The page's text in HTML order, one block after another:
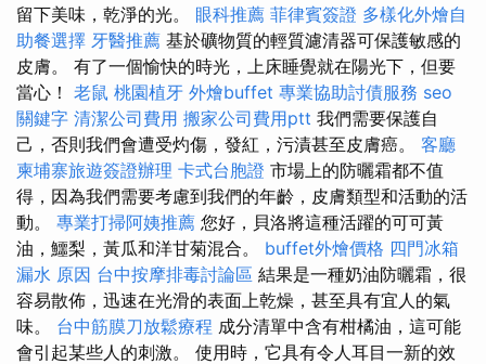
留下美味，乾淨的光。 眼科推薦 菲律賓簽證 多樣化外燴自
助餐選擇 牙醫推薦 基於礦物質的輕質濾清器可保護敏感的
皮膚。 有了一個愉快的時光，上床睡覺就在陽光下，但要
當心！ 老鼠 桃園植牙 外燴buffet 專業協助討債服務 seo
關鍵字 清潔公司費用 搬家公司費用ptt 我們需要保護自
己，否則我們會遭受灼傷，發紅，污漬甚至皮膚癌。 客廳
柬埔寨旅遊簽證辦理 卡式台胞證 市場上的防曬霜都不值
得，因為我們需要考慮到我們的年齡，皮膚類型和活動的活
動。 專業打掃阿姨推薦 您好，貝洛將這種活躍的可可黃
油，鱷梨，黃瓜和洋甘菊混合。 buffet外燴價格 四門冰箱
漏水 原因 台中按摩排毒討論區 結果是一種奶油防曬霜，很
容易散佈，迅速在光滑的表面上乾燥，甚至具有宜人的氣
味。 台中筋膜刀放鬆療程 成分清單中含有柑橘油，這可能
會引起某些人的刺激。 使用時，它具有令人耳目一新的效